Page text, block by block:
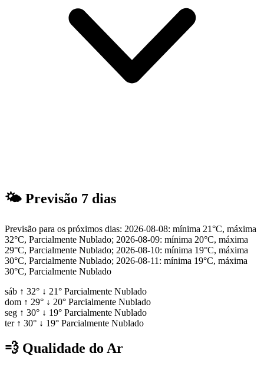
🌤 Previsão 7 dias
Previsão para os próximos dias: 2026-08-08: mínima 21°C, máxima
32°C, Parcialmente Nublado; 2026-08-09: mínima 20°C, máxima
29°C, Parcialmente Nublado; 2026-08-10: mínima 19°C, máxima
30°C, Parcialmente Nublado; 2026-08-11: mínima 19°C, máxima
30°C, Parcialmente Nublado
sáb ↑ 32° ↓ 21° Parcialmente Nublado
dom ↑ 29° ↓ 20° Parcialmente Nublado
seg ↑ 30° ↓ 19° Parcialmente Nublado
ter ↑ 30° ↓ 19° Parcialmente Nublado
💨 Qualidade do Ar